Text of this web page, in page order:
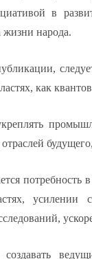
в
жизни народа.
как
отраслей
усилении